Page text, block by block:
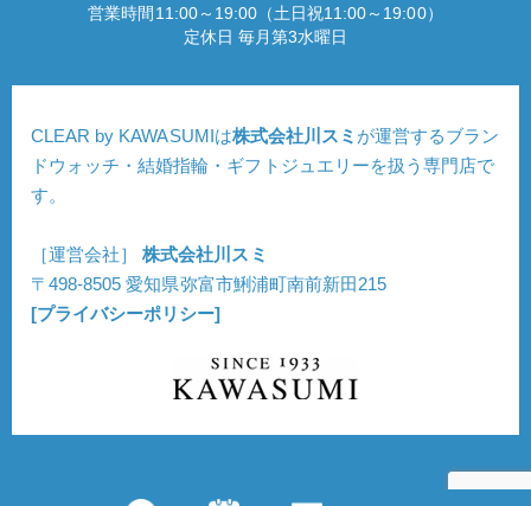
営業時間11:00～19:00（土日祝11:00～19:00）
定休日 毎月第3水曜日
CLEAR by KAWASUMIは株式会社川スミ が運営するブラン
ドウォッチ・結婚指輪・ギフトジュエリーを扱う専門店で
す。
［運営会社］株式会社川スミ
〒498-8505 愛知県弥富市鯏浦町南前新田215
[プライバシーポリシー]
Copyright © CLEAR. All Rights Reserved.